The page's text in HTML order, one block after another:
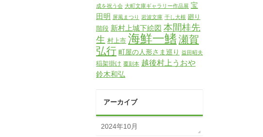
成を祝う会 大町文庫ギャラリー作品展 宝
田明 屏風まつり 岩波文庫 干し大根 廻り
階段 新村上城下絵図 本間桂先
生 村上市 海鮮一鰭瀬賀
弘行 町屋の人形さま巡り 益田昭夫
稲架掛け 覆刻本 越後村上うおや
鈴木和弘
アーカイブ
2024年10月